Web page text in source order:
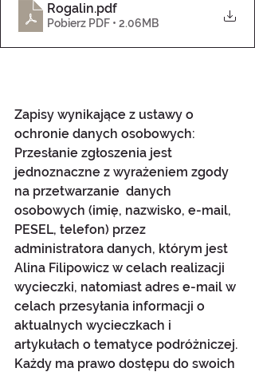
Rogalin.pdf
Pobierz PDF • 2.06MB
Zapisy wynikające z ustawy o
ochronie danych osobowych:
Przesłanie zgłoszenia jest
jednoznaczne z wyrażeniem zgody
na przetwarzanie  danych
osobowych (imię, nazwisko, e-mail,
PESEL, telefon) przez
administratora danych, którym jest
Alina Filipowicz w celach realizacji
wycieczki, natomiast adres e-mail w
celach przesyłania informacji o
aktualnych wycieczkach i
artykułach o tematyce podróżniczej.
Każdy ma prawo dostępu do swoich